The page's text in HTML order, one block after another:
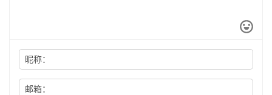
昵称：
邮箱：